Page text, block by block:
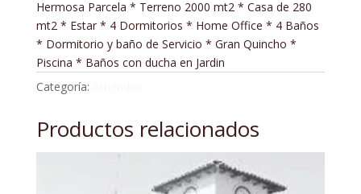
Hermosa Parcela * Terreno 2000 mt2 * Casa de 280
mt2 * Estar * 4 Dormitorios * Home Office * 4 Baños
* Dormitorio y baño de Servicio * Gran Quincho *
Piscina * Baños con ducha en Jardin
Categoría:
Productos relacionados